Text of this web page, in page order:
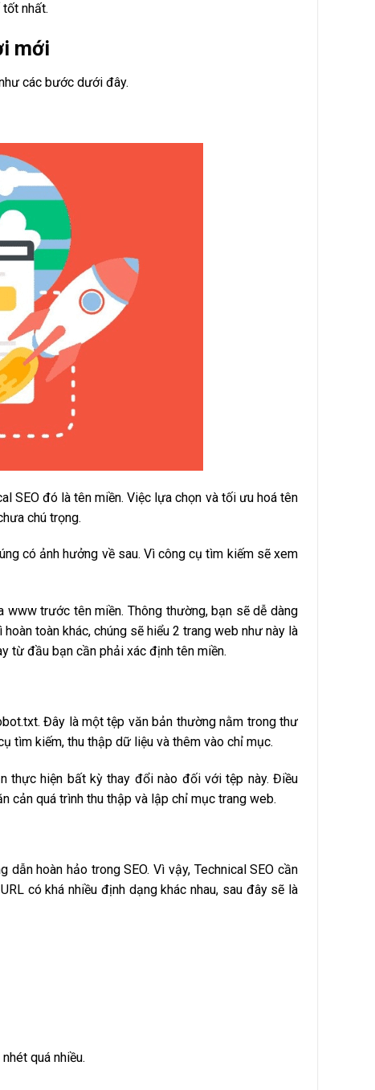
nhất.
mới
các bước dưới đây.
SEO đó là tên miền. Việc lựa chọn và tối ưu hoá tên
chú trọng.
có ảnh hưởng về sau. Vì công cụ tìm kiếm sẽ xem
trước tên miền. Thông thường, bạn sẽ dễ dàng
toàn khác, chúng sẽ hiểu 2 trang web như này là
từ đầu bạn cần phải xác định tên miền.
Đây là một tệp văn bản thường nằm trong thư
tìm kiếm, thu thập dữ liệu và thêm vào chỉ mục.
thực hiện bất kỳ thay đổi nào đối với tệp này. Điều
cản quá trình thu thập và lập chỉ mục trang web.
hoàn hảo trong SEO. Vì vậy, Technical SEO cần
có khá nhiều định dạng khác nhau, sau đây sẽ là
quá nhiều.